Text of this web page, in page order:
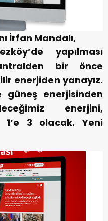
İrfan Mandalı,
yapılması
bir önce
enerjiden yanayız.
enerjisinden
enerjini,
3 olacak. Yeni